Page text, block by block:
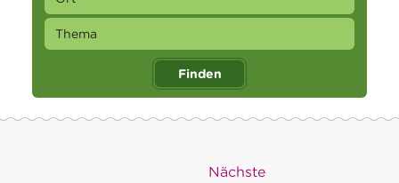
Finden
Nächste